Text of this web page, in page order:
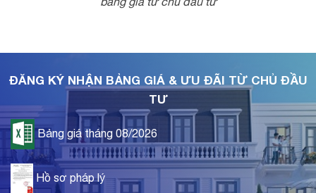
ĐĂNG KÝ NHẬN BẢNG GIÁ & ƯU ĐÃI TỪ CHỦ ĐẦU
TƯ
Bảng giá tháng 08/2026
Hồ sơ pháp lý